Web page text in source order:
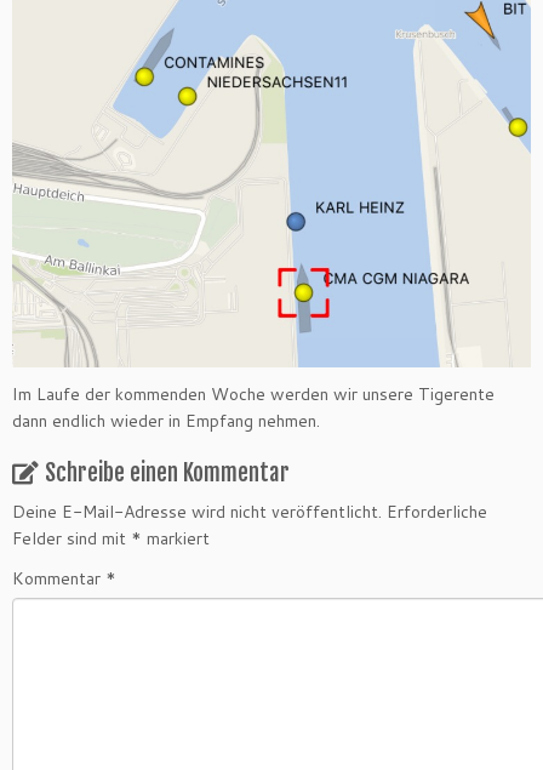
Im Laufe der kommenden Woche werden wir unsere Tigerente
dann endlich wieder in Empfang nehmen.
Schreibe einen Kommentar
Deine E-Mail-Adresse wird nicht veröffentlicht. Erforderliche
Felder sind mit * markiert
Kommentar *